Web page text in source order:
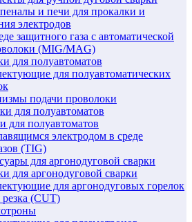
и печи для прокалки и
электродов
защитного газа с автоматической
(MIG/MAG)
для полуавтоматов
для полуавтоматических
подачи проволоки
для полуавтоматов
для полуавтоматов
электродом в среде
(TIG)
для аргонодуговой сварки
для аргонодуговой сварки
для аргонодуговых горелок
(CUT)